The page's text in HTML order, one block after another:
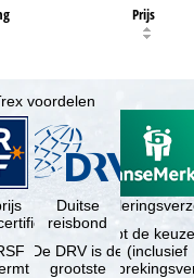
Prijs
voordelen
Duitse
reisbond
De DRV is de
grootste
Je hebt de
(inclusief